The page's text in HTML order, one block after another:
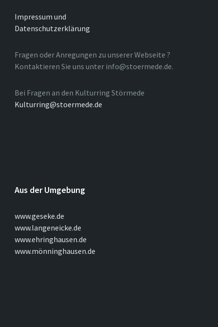
Impressum und
Datenschutzerklärung
Fragen oder Anregungen zu unserer Webseite ?
Kontaktieren Sie uns unter info@stoermede.de.
Bei Fragen an den Kulturring Störmede
Kulturring@stoermede.de
Aus der Umgebung
www.geseke.de
www.langeneicke.de
www.ehringhausen.de
www.mönninghausen.de